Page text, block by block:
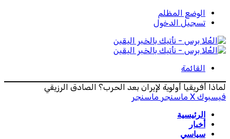
الوضع المظلم
تسجيل الدخول
القائمة
لماذا أفريقيا أولوية لإيران بعد الحرب؟ الصادق الرزيقي
فيسبوك ‫X ماسنجر ماسنجر
الرئيسية
أخبار
سياسي